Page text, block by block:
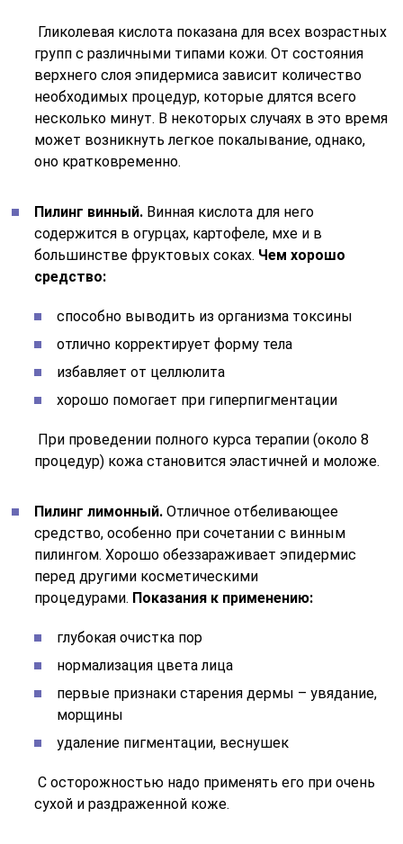
Гликолевая кислота показана для всех возрастных
групп с различными типами кожи. От состояния
верхнего слоя эпидермиса зависит количество
необходимых процедур, которые длятся всего
несколько минут. В некоторых случаях в это время
может возникнуть легкое покалывание, однако,
оно кратковременно.
Пилинг винный. Винная кислота для него
содержится в огурцах, картофеле, мхе и в
большинстве фруктовых соках. Чем хорошо
средство:
способно выводить из организма токсины
отлично корректирует форму тела
избавляет от целлюлита
хорошо помогает при гиперпигментации
При проведении полного курса терапии (около 8
процедур) кожа становится эластичней и моложе.
Пилинг лимонный.Отличное отбеливающее
средство, особенно при сочетании с винным
пилингом. Хорошо обеззараживает эпидермис
перед другими косметическими
процедурами. Показания к применению:
глубокая очистка пор
нормализация цвета лица
первые признаки старения дермы – увядание,
морщины
удаление пигментации, веснушек
С осторожностью надо применять его при очень
сухой и раздраженной коже.